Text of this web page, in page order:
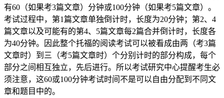
有60（如果考3篇文章）分钟或100分钟（如果考5篇文章）。
考试过程中，第1篇文章单独倒计时，长度为20分钟；第2、4
篇文章以及可能有的第4、5篇文章每2篇合并倒计时，长度各
为40分钟。因此整个托福的阅读考试可以被看成由两（考3篇
文章时）到三（考5篇文章时）个分别计时的部分构成，每个
部分之间相互独立，先后进行。所以考试研究中心提醒考生必
须注意，这60或100分钟考试时间不是可以自由分配到不同文
章和题目中的。